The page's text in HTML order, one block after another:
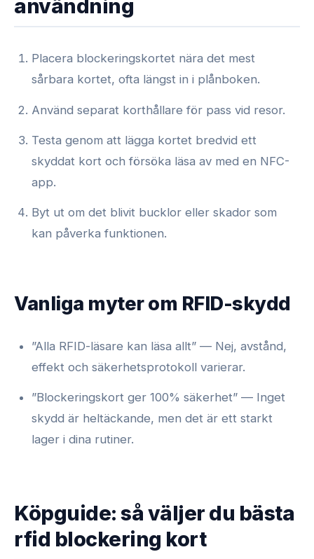
användning
Placera blockeringskortet nära det mest
sårbara kortet, ofta längst in i plånboken.
Använd separat korthållare för pass vid resor.
Testa genom att lägga kortet bredvid ett
skyddat kort och försöka läsa av med en NFC-
app.
Byt ut om det blivit bucklor eller skador som
kan påverka funktionen.
Vanliga myter om RFID-skydd
”Alla RFID-läsare kan läsa allt” — Nej, avstånd,
effekt och säkerhetsprotokoll varierar.
”Blockeringskort ger 100% säkerhet” — Inget
skydd är heltäckande, men det är ett starkt
lager i dina rutiner.
Köpguide: så väljer du bästa
rfid blockering kort